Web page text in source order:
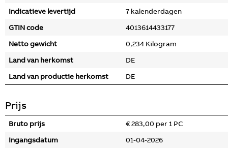
Indicatieve levertijd
7 kalenderdagen
GTIN code
4013614433177
Netto gewicht
0,234 Kilogram
Land van herkomst
DE
Land van productie herkomst
DE
Prijs
Bruto prijs
€ 283,00 per 1 PC
Ingangsdatum
01-04-2026